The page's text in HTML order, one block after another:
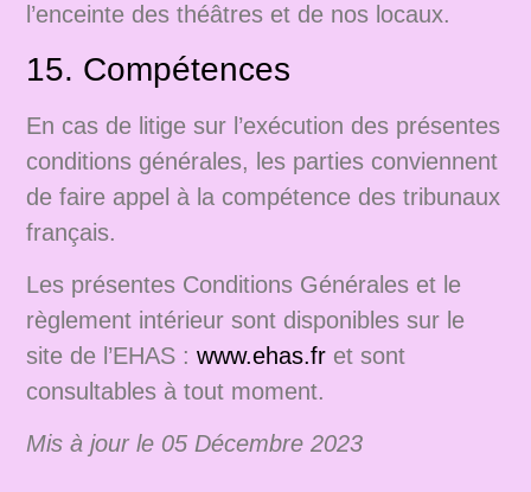
l’enceinte des théâtres et de nos locaux.
15. Compétences
En cas de litige sur l’exécution des présentes
conditions générales, les parties conviennent
de faire appel à la compétence des tribunaux
français.
Les présentes Conditions Générales et le
règlement intérieur sont disponibles sur le
site de l’EHAS :www.ehas.fr et sont
consultables à tout moment.
Mis à jour le 05 Décembre 2023